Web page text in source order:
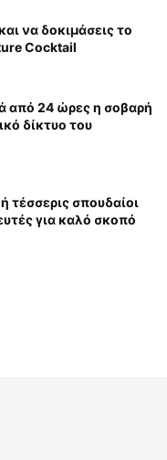
να δοκιμάσεις το
Cocktail
από 24 ώρες η σοβαρή
δίκτυο του
σπουδαίοι
για καλό σκοπό